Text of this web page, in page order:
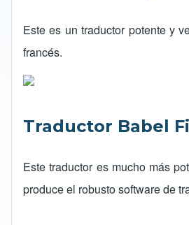
Este es un traductor potente y
francés.
Traductor Babel
Este traductor es mucho más
produce el robusto software de